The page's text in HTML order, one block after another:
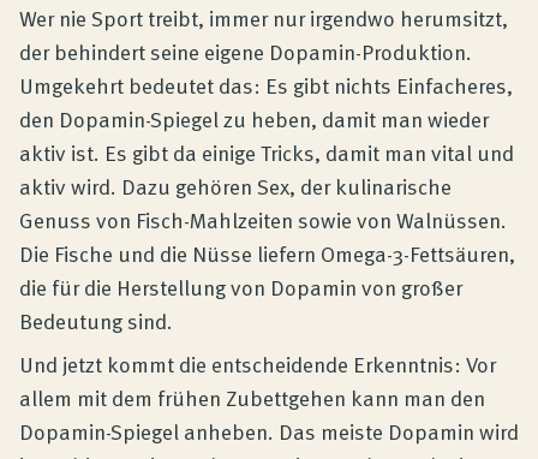
Wer nie Sport treibt, immer nur irgendwo herumsitzt,
der behindert seine eigene Dopamin-Produktion.
Umgekehrt bedeutet das: Es gibt nichts Einfacheres,
den Dopamin-Spiegel zu heben, damit man wieder
aktiv ist. Es gibt da einige Tricks, damit man vital und
aktiv wird. Dazu gehören Sex, der kulinarische
Genuss von Fisch-Mahlzeiten sowie von Walnüssen.
Die Fische und die Nüsse liefern Omega-3-Fettsäuren,
die für die Herstellung von Dopamin von großer
Bedeutung sind.
Und jetzt kommt die entscheidende Erkenntnis: Vor
allem mit dem frühen Zubettgehen kann man den
Dopamin-Spiegel anheben. Das meiste Dopamin wird